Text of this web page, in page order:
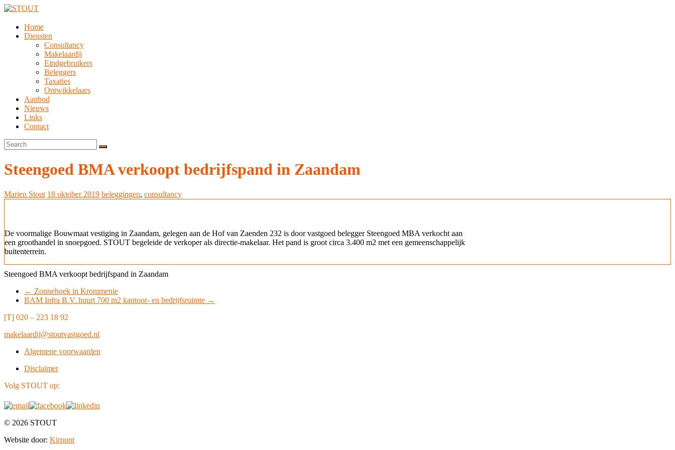
Home
Diensten
Consultancy
Makelaardij
Eindgebruikers
Beleggers
Taxaties
Ontwikkelaars
Aanbod
Nieuws
Links
Contact
Steengoed BMA verkoopt bedrijfspand in Zaandam
Marien Stout 18 oktober 2019 beleggingen, consultancy
De voormalige Bouwmaat vestiging in Zaandam, gelegen aan de Hof van Zaenden 232 is door vastgoed belegger Steengoed MBA verkocht aan
een groothandel in snoepgoed. STOUT begeleide de verkoper als directie-makelaar. Het pand is groot circa 3.400 m2 met een gemeenschappelijk
buitenterrein.
Steengoed BMA verkoopt bedrijfspand in Zaandam
← Zonnehoek in Krommenie
BAM Infra B.V. huurt 700 m2 kantoor- en bedrijfsruimte →
[T] 020 – 223 18 92
makelaardij@stoutvastgoed.nl
Algemene voorwaarden
Disclaimer
Volg STOUT op:
© 2026 STOUT
Website door: Kirpunt